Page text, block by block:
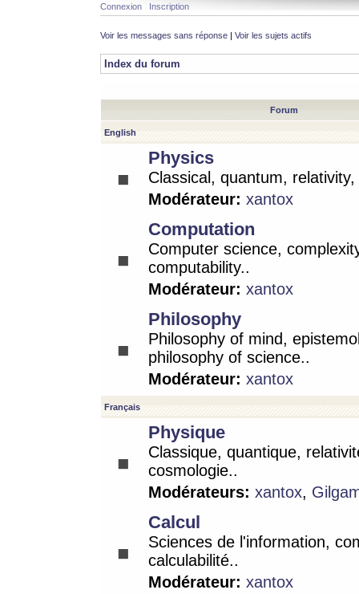
Connexion Inscription
Voir les messages sans réponse | Voir les sujets actifs
Index du forum
Forum
English
Physics
Classical, quantum,
Modérateur: xantox
Computation
Computer science,
computability..
Modérateur: xantox
Philosophy
Philosophy of mind,
philosophy of science..
Modérateur: xantox
Français
Physique
Classique, quantique,
cosmologie..
Modérateurs: xantox,
Calcul
Sciences de l'information,
calculabilité..
Modérateur: xantox